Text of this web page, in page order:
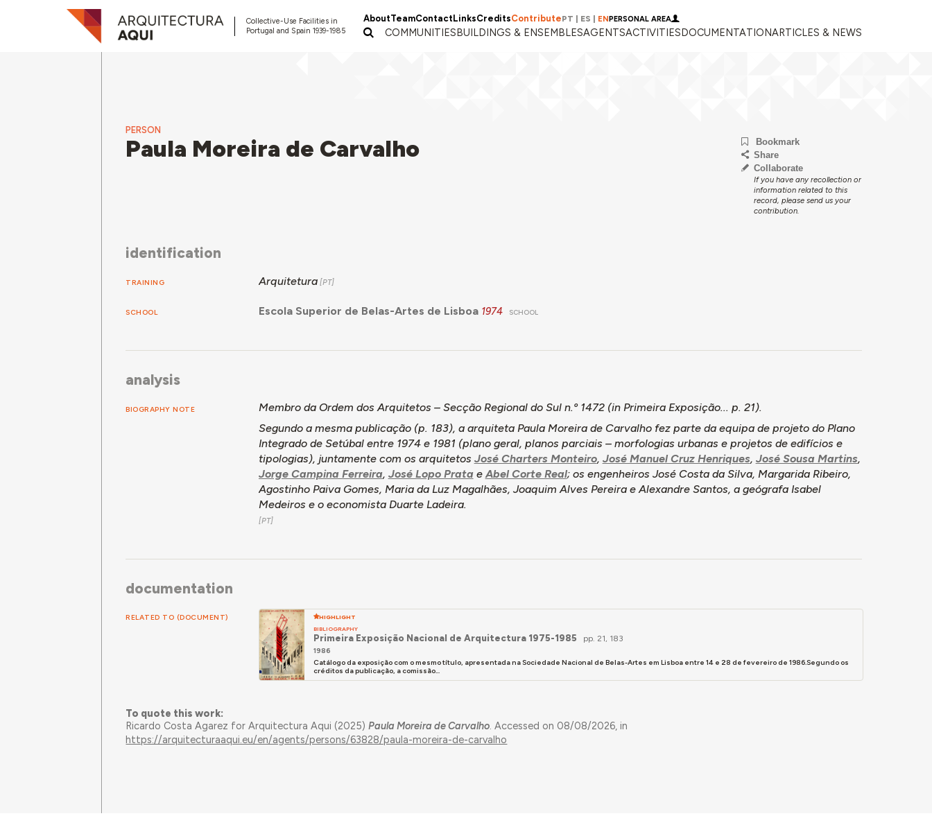
Collective-Use Facilities in
Portugal and Spain 1939-1985
AboutTeamContactLinksCreditsContributePT ES ENPERSONAL AREA
COMMUNITIESBUILDINGS & ENSEMBLESAGENTSACTIVITIESDOCUMENTATIONARTICLES & NEWS
PERSON
Paula Moreira de Carvalho
Bookmark
Share
Collaborate
If you have any recollection or
information related to this
record, please send us your
contribution.
identification
TRAINING Arquitetura
SCHOOL Escola Superior de Belas-Artes de Lisboa 1974 SCHOOL
analysis
BIOGRAPHY NOTE Membro da Ordem dos Arquitetos – Secção Regional do Sul n.º 1472 (in Primeira Exposição... p. 21).
Segundo a mesma publicação (p. 183), a arquiteta Paula Moreira de Carvalho fez parte da equipa de projeto do Plano
Integrado de Setúbal entre 1974 e 1981 (plano geral, planos parciais – morfologias urbanas e projetos de edifícios e
tipologias), juntamente com os arquitetos José Charters Monteiro, José Manuel Cruz Henriques, José Sousa Martins,
Jorge Campina Ferreira, José Lopo PrataeAbel Corte Real; os engenheiros José Costa da Silva, Margarida Ribeiro,
Agostinho Paiva Gomes, Maria da Luz Magalhães, Joaquim Alves Pereira e Alexandre Santos, a geógrafa Isabel
Medeiros e o economista Duarte Ladeira.
documentation
RELATED TO (DOCUMENT)
HIGHLIGHT
BIBLIOGRAPHY
Primeira Exposição Nacional de Arquitectura 1975-1985 pp. 21, 183
1986
Catálogo da exposição com o mesmo título, apresentada na Sociedade Nacional de Belas-Artes em Lisboa entre 14 e 28 de fevereiro de 1986.Segundo os
créditos da publicação, a comissão...
To quote this work:
Ricardo Costa Agarez for Arquitectura Aqui (2025)Paula Moreira de Carvalho. Accessed on 08/08/2026, in
https://arquitecturaaqui.eu/en/agents/persons/63828/paula-moreira-de-carvalho